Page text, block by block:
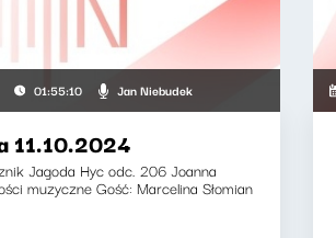
01:55:10 Jan Niebudek
11.10.2024
Jagoda Hyc odc. 206 Joanna
muzyczne Gość: Marcelina Słomian